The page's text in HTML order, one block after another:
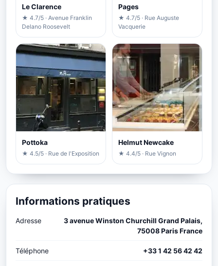
Le Clarence
★ 4.7/5 · Avenue Franklin
Delano Roosevelt
Pages
★ 4.7/5 · Rue Auguste
Vacquerie
Pottoka
★ 4.5/5 · Rue de l'Exposition
Helmut Newcake
★ 4.4/5 · Rue Vignon
Informations pratiques
Adresse
3 avenue Winston Churchill Grand Palais,
75008 Paris France
Téléphone +33 1 42 56 42 42